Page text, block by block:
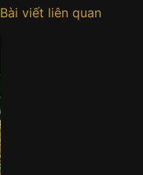
Bài viết liên quan